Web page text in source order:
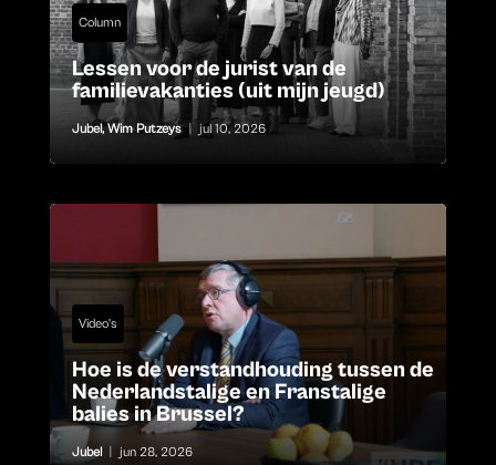
Column
Lessen voor de jurist van de
familievakanties (uit mijn jeugd)
Jubel,Wim Putzeys | jul 10, 2026
Video's
Hoe is de verstandhouding tussen de
Nederlandstalige en Franstalige
balies in Brussel?
Jubel jun 28, 2026